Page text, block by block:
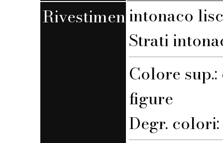
Rivestimentointonaco
Strati
Colore
figure
Degr.